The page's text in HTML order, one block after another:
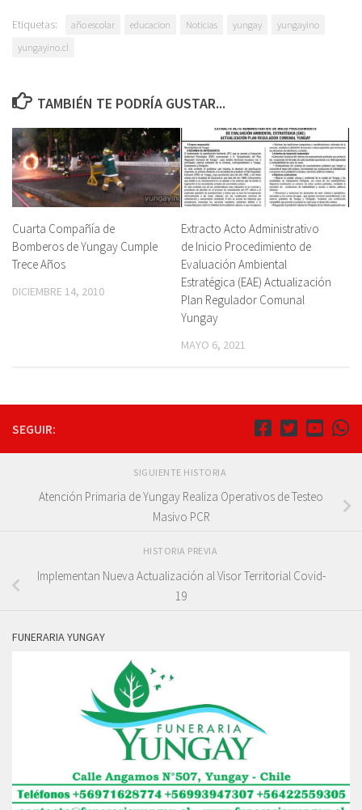
Etiquetas: año escolar educacion Noticias yungay
yungayino
yungayino.cl
TAMBIÉN TE PODRÍA GUSTAR...
Cuarta Compañía de
Bomberos de Yungay Cumple
Trece Años
DICIEMBRE 14, 2010
Extracto Acto Administrativo
de Inicio Procedimiento de
Evaluación Ambiental
Estratégica (EAE) Actualización
Plan Regulador Comunal
Yungay
MAYO 6, 2021
SEGUIR:
SIGUIENTE HISTORIA
Atención Primaria de Yungay Realiza Operativos de Testeo
Masivo PCR
HISTORIA PREVIA
Implementan Nueva Actualización al Visor Territorial Covid-
19
FUNERARIA YUNGAY